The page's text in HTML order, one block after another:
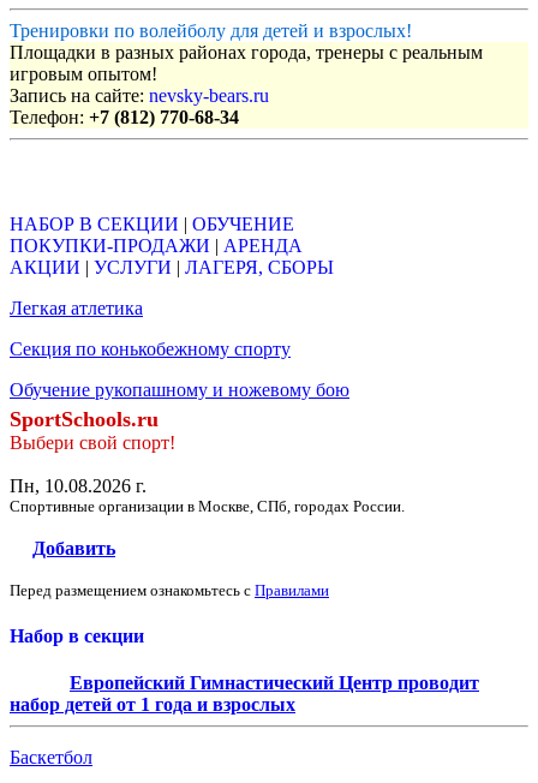
Тренировки по волейболу для детей и взрослых!
Площадки в разных районах города, тренеры с реальным
игровым опытом!
Запись на сайте: nevsky-bears.ru
Телефон: +7 (812) 770-68-34
НАБОР В СЕКЦИИ | ОБУЧЕНИЕ
ПОКУПКИ-ПРОДАЖИ | АРЕНДА
АКЦИИ | УСЛУГИ | ЛАГЕРЯ, СБОРЫ
Легкая атлетика
Секция по конькобежному спорту
Обучение рукопашному и ножевому бою
SportSchools.ru
Выбери свой спорт!
Пн, 10.08.2026 г.
Спортивные организации в Москве, СПб, городах России.
Добавить
Перед размещением ознакомьтесь с Правилами
Набор в секции
Европейский Гимнастический Центр проводит
набор детей от 1 года и взрослых
Баскетбол